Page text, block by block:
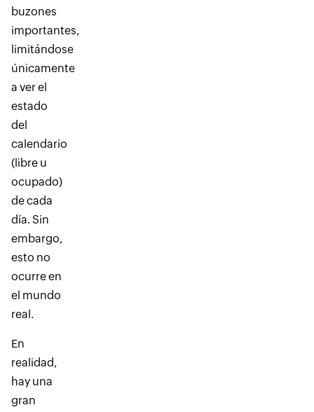
buzones
importantes,
limitándose
únicamente
a ver el
estado
del
calendario
(libre u
ocupado)
de cada
día. Sin
embargo,
esto no
ocurre en
el mundo
real.
En
realidad,
hay una
gran